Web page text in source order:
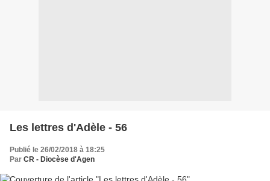
Les lettres d'Adèle - 56
Publié le 26/02/2018 à 18:25
Par CR - Diocèse d'Agen